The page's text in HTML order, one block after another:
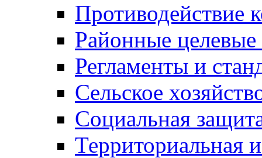
Противодействие
Районные
Регламенты и
Сельское
Социальная
Территориальная